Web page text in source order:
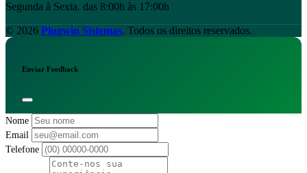
Segunda à Sexta. das 8:00h às 17:00h
© 2026 Plugwin Sistemas. Todos os direitos reservados.
Enviar Feedback
Nome
Email
Telefone